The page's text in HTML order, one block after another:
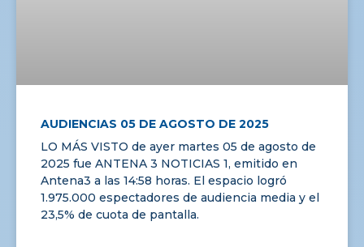
AUDIENCIAS 05 DE AGOSTO DE 2025
LO MÁS VISTO de ayer martes 05 de agosto de
2025 fue ANTENA 3 NOTICIAS 1, emitido en
Antena3 a las 14:58 horas. El espacio logró
1.975.000 espectadores de audiencia media y el
23,5% de cuota de pantalla.